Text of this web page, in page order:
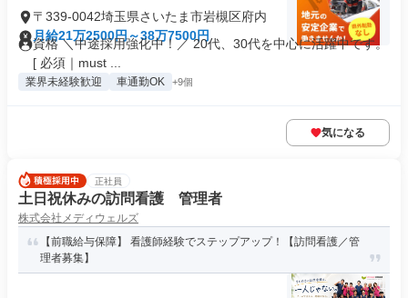
〒339-0042埼玉県さいたま市岩槻区府内
月給21万2500円～38万7500円
資格 ＼中途採用強化中！／ 20代、30代を中心に活躍中です。
[ 必須｜must ...
業界未経験歓迎 車通勤OK +9個
気になる
正社員
土日祝休みの訪問看護 管理者
株式会社メディウェルズ
【前職給与保障】 看護師経験でステップアップ！【訪問看護／管
理者募集】